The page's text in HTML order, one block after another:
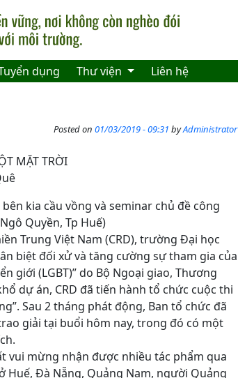
dụng Thư viện Liên hệ
Posted on 01/03/2019 - 09:31 byAdministrator
MẶT TRỜI
kia cầu vồng và seminar chủ đề công
Quyền, Tp Huế)
Trung Việt Nam (CRD), trường Đại học
biệt đối xử và tăng cường sự tham gia của
giới (LGBT)” do Bộ Ngoại giao, Thương
dự án, CRD đã tiến hành tổ chức cuộc thi
Sau 2 tháng phát động, Ban tổ chức đã
giải tại buổi hôm nay, trong đó có một
vui mừng nhận được nhiều tác phẩm qua
Huế, Đà Nẵng, Quảng Nam, người Quảng